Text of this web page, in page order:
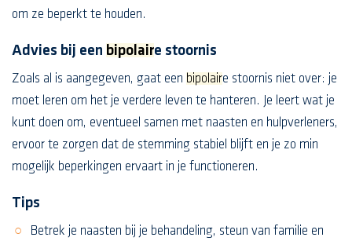
om ze beperkt te houden.
Advies bij een bipolaire stoornis
Zoals al is aangegeven, gaat een bipolaire stoornis niet over: je
moet leren om het je verdere leven te hanteren. Je leert wat je
kunt doen om, eventueel samen met naasten en hulpverleners,
ervoor te zorgen dat de stemming stabiel blijft en je zo min
mogelijk beperkingen ervaart in je functioneren.
Tips
Betrek je naasten bij je behandeling, steun van familie en